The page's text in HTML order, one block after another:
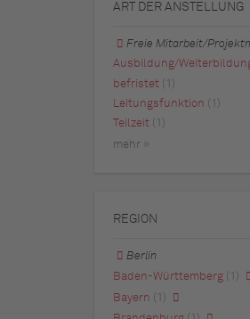
ART DER ANSTELLUNG
Freie Mitarbeit/
Ausbildung/
befristet (1)
Leitungsfunktion (1)
Teilzeit (1)
mehr »
REGION
Berlin
Baden-Württemberg
(1)
Bayern (1)